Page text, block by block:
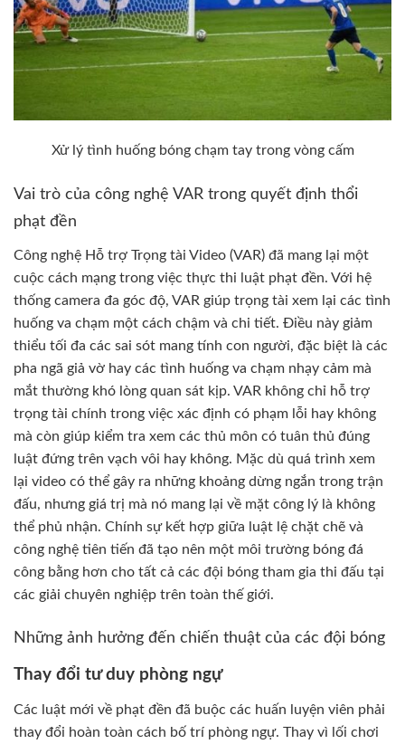
Xử lý tình huống bóng chạm tay trong vòng cấm
Vai trò của công nghệ VAR trong quyết định thổi
phạt đền
Công nghệ Hỗ trợ Trọng tài Video (VAR) đã mang lại một
cuộc cách mạng trong việc thực thi luật phạt đền. Với hệ
thống camera đa góc độ, VAR giúp trọng tài xem lại các tình
huống va chạm một cách chậm và chi tiết. Điều này giảm
thiểu tối đa các sai sót mang tính con người, đặc biệt là các
pha ngã giả vờ hay các tình huống va chạm nhạy cảm mà
mắt thường khó lòng quan sát kịp. VAR không chỉ hỗ trợ
trọng tài chính trong việc xác định có phạm lỗi hay không
mà còn giúp kiểm tra xem các thủ môn có tuân thủ đúng
luật đứng trên vạch vôi hay không. Mặc dù quá trình xem
lại video có thể gây ra những khoảng dừng ngắn trong trận
đấu, nhưng giá trị mà nó mang lại về mặt công lý là không
thể phủ nhận. Chính sự kết hợp giữa luật lệ chặt chẽ và
công nghệ tiên tiến đã tạo nên một môi trường bóng đá
công bằng hơn cho tất cả các đội bóng tham gia thi đấu tại
các giải chuyên nghiệp trên toàn thế giới.
Những ảnh hưởng đến chiến thuật của các đội bóng
Thay đổi tư duy phòng ngự
Các luật mới về phạt đền đã buộc các huấn luyện viên phải
thay đổi hoàn toàn cách bố trí phòng ngự. Thay vì lối chơi